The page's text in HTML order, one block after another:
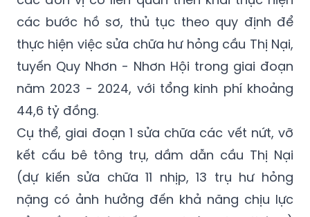
thực hiện việc sửa chữa hư hỏng cầu Thị Nại,
tuyến Quy Nhơn - Nhơn Hội trong giai đoạn
năm 2023 - 2024, với tổng kinh phí khoảng
44,6 tỷ đồng.
Cụ thể, giai đoạn 1 sửa chữa các vết nứt, vỡ
kết cấu bê tông trụ, dầm dẫn cầu Thị Nại
(dự kiến sửa chữa 11 nhịp, 13 trụ hư hỏng
nặng có ảnh hưởng đến khả năng chịu lực
của cầu và hệ thống an toàn giao thông)
với kinh phí khoảng 14,9 tỷ đồng, thời gian